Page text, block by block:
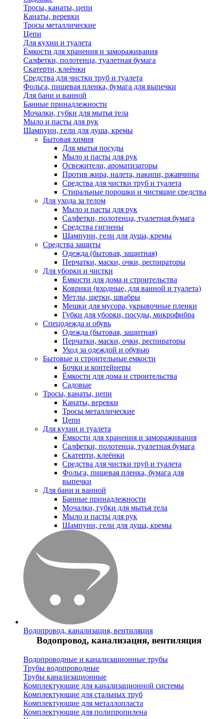
Тросы, канаты, цепи
Канаты, веревки
Тросы металлические
Цепи
Для кухни и туалета
Ёмкости для хранения и замораживания
Салфетки, полотенца, туалетная бумага
Скатерти, клеёнки
Средства для чистки труб и туалета
Фольга, пищевая пленка, бумага для выпечки
Для бани и ванной
Банные принадлежности
Мочалки, губки для мытья тела
Мыло и пасты для рук
Шампуни, гели для душа, кремы
Бытовая химия
Для мытья посуды
Мыло и пасты для рук
Освежители, ароматизаторы
Против жира, налета, накипи, ржавчины
Средства для чистки труб и туалета
Стиральные порошки и чистящие средства
Для ухода за телом
Мыло и пасты для рук
Салфетки, полотенца, туалетная бумага
Средства гигиены
Шампуни, гели для душа, кремы
Средства защиты
Одежда (бытовая, защитная)
Перчатки, маски, очки, респираторы
Для уборки и чистки
Ёмкости для дома и строительства
Коврики (входные, для ванной и туалета)
Метлы, щетки, швабры
Мешки для мусора, укрывочные пленки
Губки для уборки, посуды, микрофибра
Спецодежда и обувь
Одежда (бытовая, защитная)
Перчатки, маски, очки, респираторы
Уход за одеждой и обувью
Бытовые и строительные емкости
Бочки и контейнеры
Ёмкости для дома и строительства
Садовые
Тросы, канаты, цепи
Канаты, веревки
Тросы металлические
Цепи
Для кухни и туалета
Ёмкости для хранения и замораживания
Салфетки, полотенца, туалетная бумага
Скатерти, клеёнки
Средства для чистки труб и туалета
Фольга, пищевая пленка, бумага для
выпечки
Для бани и ванной
Банные принадлежности
Мочалки, губки для мытья тела
Мыло и пасты для рук
Шампуни, гели для душа, кремы
Водопровод, канализация, вентиляция
Водопровод, канализация, вентиляция
Водопроводные и канализационные трубы
Трубы водопроводные
Трубы канализационные
Комплектующие для канализационной системы
Комплектующие для стальных труб
Комплектующие для металлопласта
Комплектующие для полипропилена